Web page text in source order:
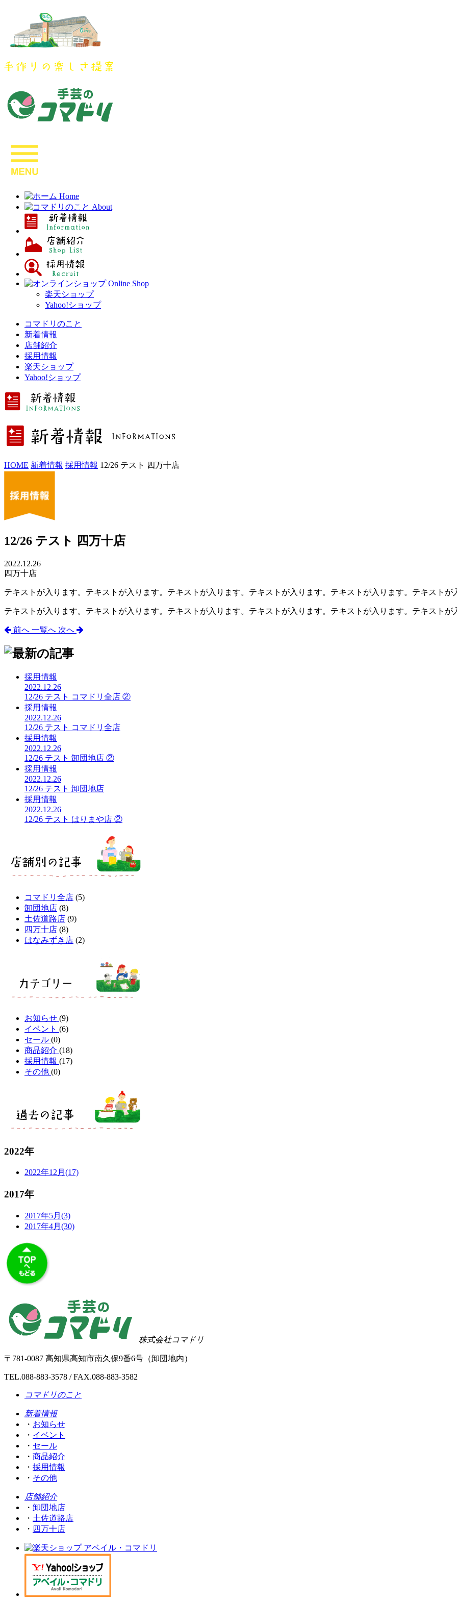
楽天ショップ
Yahoo!ショップ
コマドリのこと
新着情報
店舗紹介
採用情報
楽天ショップ
Yahoo!ショップ
HOME 新着情報 採用情報 12/26 テスト 四万十店
12/26 テスト 四万十店
2022.12.26
四万十店
テキストが入ります。テキストが入ります。テキストが入ります。テキストが入ります。テキストが入ります。テキストが
テキストが入ります。テキストが入ります。テキストが入ります。テキストが入ります。テキストが入ります。テキストが
前へ 一覧へ 次へ
採用情報
2022.12.26
12/26 テスト コマドリ全店 ②
採用情報
2022.12.26
12/26 テスト コマドリ全店
採用情報
2022.12.26
12/26 テスト 卸団地店 ②
採用情報
2022.12.26
12/26 テスト 卸団地店
採用情報
2022.12.26
12/26 テスト はりまや店 ②
コマドリ全店 (5)
卸団地店 (8)
土佐道路店 (9)
四万十店 (8)
はなみずき店 (2)
お知らせ (9)
イベント (6)
セール (0)
商品紹介 (18)
採用情報 (17)
その他 (0)
2022年
2022年12月(17)
2017年
2017年5月(3)
2017年4月(30)
株式会社コマドリ
〒 781-0087 高知県高知市南久保9番6号（卸団地内）
TEL.088-883-3578 / FAX.088-883-3582
コマドリのこと
新着情報
・ お知らせ
・ イベント
・ セール
・ 商品紹介
・ 採用情報
・ その他
店舗紹介
・ 卸団地店
・ 土佐道路店
・ 四万十店